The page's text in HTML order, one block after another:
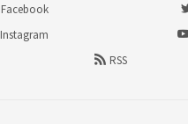
Facebook
Instagram
RSS